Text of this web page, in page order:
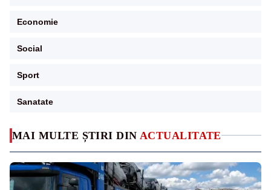
MAI MULTE ȘTIRI DIN ACTUALITATE
Economie
Social
Sport
Sanatate